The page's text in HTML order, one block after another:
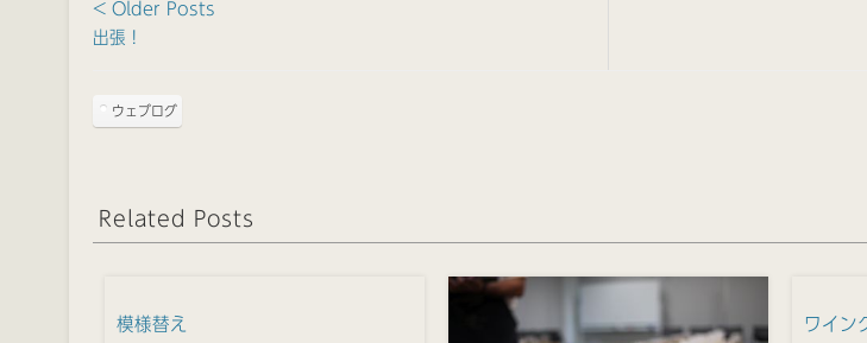
< Older Posts
出張！
ウェブログ
Related Posts
模様替え ワイン